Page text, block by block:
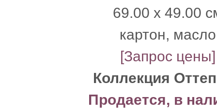
69.00 x 49.00
картон, масло
[Запрос цены]
Коллекция
Продается, в